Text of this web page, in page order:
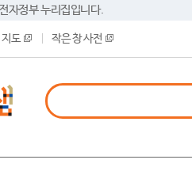
자정부 누리집입니다.
도 작은 창 사전